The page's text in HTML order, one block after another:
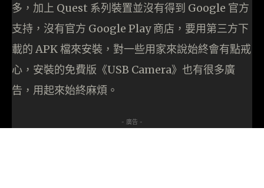
多，加上 Quest 系列裝置並沒有得到 Google 官方
支持，沒有官方 Google Play 商店，要用第三方下
載的 APK 檔來安裝，對一些用家來說始終會有點戒
心，安裝的免費版《USB Camera》也有很多廣
告，用起來始終麻煩。
- 廣告 -